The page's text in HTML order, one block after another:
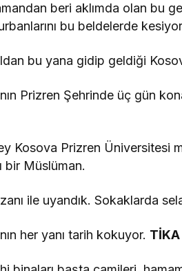
beri aklımda olan bu
bu beldelerde
bu yana gidip geldiği
Prizren Şehrinde üç gün
Kosova Prizren Üniversitesi
bir Müslüman.
ile uyandık. Sokaklarda
her yanı tarih kokuyor.